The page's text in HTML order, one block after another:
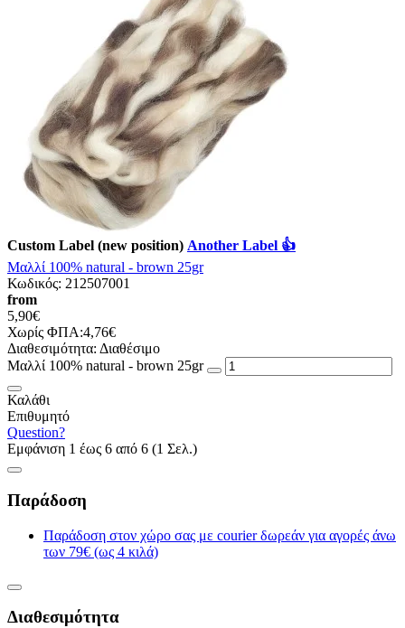
Custom Label (new position) Another Label 👍
Μαλλί 100% natural - brown 25gr
Κωδικός: 212507001
from
5,90€
Χωρίς ΦΠΑ:4,76€
Διαθεσιμότητα: Διαθέσιμο
Μαλλί 100% natural - brown 25gr
Καλάθι
Επιθυμητό
Question?
Εμφάνιση 1 έως 6 από 6 (1 Σελ.)
Παράδοση
Παράδοση στον χώρο σας με courier δωρεάν για αγορές άνω
των 79€ (ως 4 κιλά)
Διαθεσιμότητα